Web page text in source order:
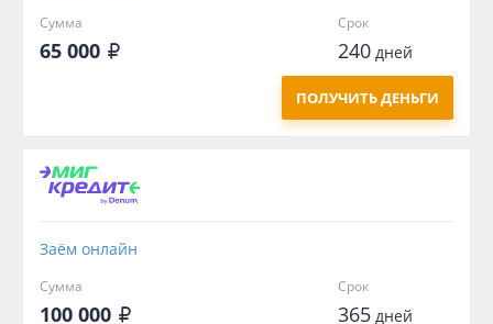
Сумма
65 000
Срок
240дней
ПОЛУЧИТЬ ДЕНЬГИ
Заём онлайн
Сумма
100 000
Срок
365дней